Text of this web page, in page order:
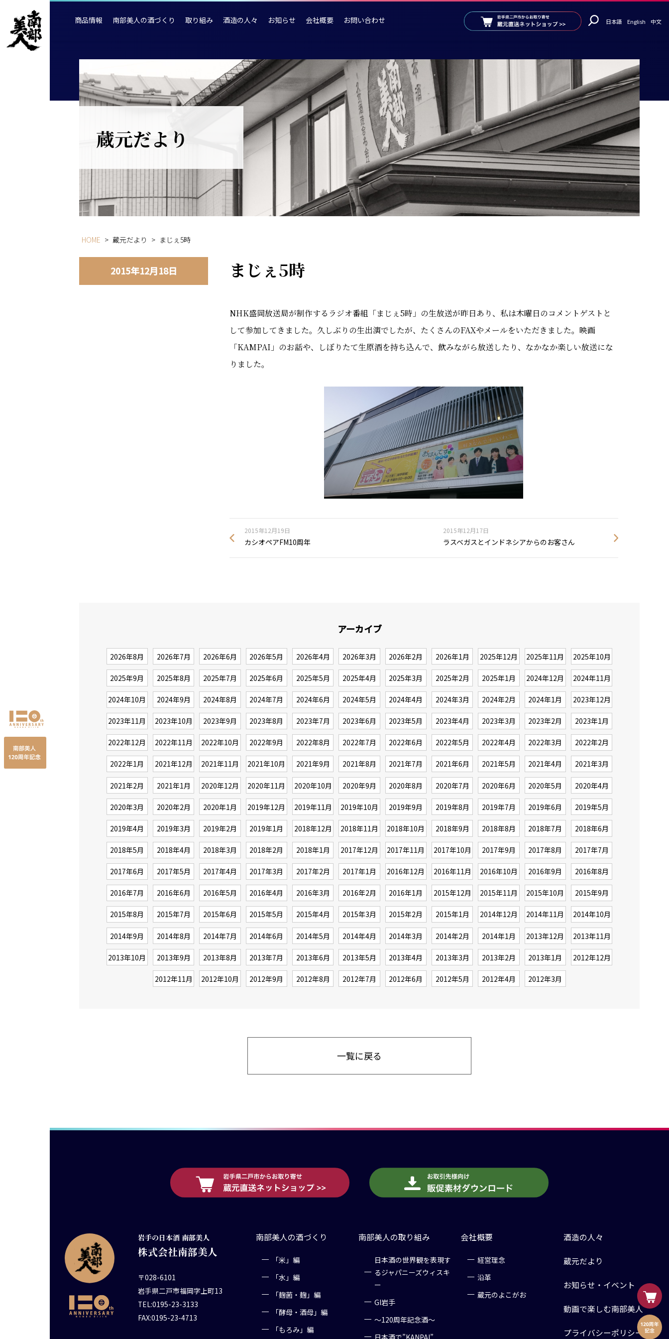
商品情報 南部美人の酒づくり 取り組み 酒造の人々 お知らせ 会社概要 お問い合わせ 日本語 English 中文
蔵元だより
HOME > 蔵元だより > まじぇ5時
2015年12月18日 まじぇ5時
NHK盛岡放送局が制作するラジオ番組「まじぇ5時」の生放送が昨日あり、私は木曜日のコメントゲストと
して参加してきました。久しぶりの生出演でしたが、たくさんのFAXやメールをいただきました。映画
「KAMPAI」のお話や、しぼりたて生原酒を持ち込んで、飲みながら放送したり、なかなか楽しい放送にな
りました。
2015年12月19日
カシオペアFM10周年
2015年12月17日
ラスベガスとインドネシアからのお客さん
アーカイブ
2026年8月 2026年7月 2026年6月 2026年5月 2026年4月 2026年3月 2026年2月 2026年1月 2025年12月 2025年11月 2025年10月
2025年9月 2025年8月 2025年7月 2025年6月 2025年5月 2025年4月 2025年3月 2025年2月 2025年1月 2024年12月 2024年11月
2024年10月 2024年9月 2024年8月 2024年7月 2024年6月 2024年5月 2024年4月 2024年3月 2024年2月 2024年1月 2023年12月
2023年11月 2023年10月 2023年9月 2023年8月 2023年7月 2023年6月 2023年5月 2023年4月 2023年3月 2023年2月 2023年1月
2022年12月 2022年11月 2022年10月 2022年9月 2022年8月 2022年7月 2022年6月 2022年5月 2022年4月 2022年3月 2022年2月
2022年1月 2021年12月 2021年11月 2021年10月 2021年9月 2021年8月 2021年7月 2021年6月 2021年5月 2021年4月 2021年3月
2021年2月 2021年1月 2020年12月 2020年11月 2020年10月 2020年9月 2020年8月 2020年7月 2020年6月 2020年5月 2020年4月
2020年3月 2020年2月 2020年1月 2019年12月 2019年11月 2019年10月 2019年9月 2019年8月 2019年7月 2019年6月 2019年5月
2019年4月 2019年3月 2019年2月 2019年1月 2018年12月 2018年11月 2018年10月 2018年9月 2018年8月 2018年7月 2018年6月
2018年5月 2018年4月 2018年3月 2018年2月 2018年1月 2017年12月 2017年11月 2017年10月 2017年9月 2017年8月 2017年7月
2017年6月 2017年5月 2017年4月 2017年3月 2017年2月 2017年1月 2016年12月 2016年11月 2016年10月 2016年9月 2016年8月
2016年7月 2016年6月 2016年5月 2016年4月 2016年3月 2016年2月 2016年1月 2015年12月 2015年11月 2015年10月 2015年9月
2015年8月 2015年7月 2015年6月 2015年5月 2015年4月 2015年3月 2015年2月 2015年1月 2014年12月 2014年11月 2014年10月
2014年9月 2014年8月 2014年7月 2014年6月 2014年5月 2014年4月 2014年3月 2014年2月 2014年1月 2013年12月 2013年11月
2013年10月 2013年9月 2013年8月 2013年7月 2013年6月 2013年5月 2013年4月 2013年3月 2013年2月 2013年1月 2012年12月
2012年11月 2012年10月 2012年9月 2012年8月 2012年7月 2012年6月 2012年5月 2012年4月 2012年3月
一覧に戻る
岩手の日本酒 南部美人
株式会社南部美人
〒028-6101
岩手県二戸市福岡字上町13
TEL:0195-23-3133
FAX:0195-23-4713
南部美人の酒づくり
「米」編
「水」編
「麹菌・麹」編
「酵母・酒母」編
「もろみ」編
南部美人の取り組み
日本酒の世界観を表現す
るジャパニーズウィスキ
ー
GI岩手
～120周年記念酒～
会社概要
経営理念
沿革
蔵元のよこがお
酒造の人々
蔵元だより
お知らせ・イベント
動画で楽しむ南部美人
プライバシーポリシー